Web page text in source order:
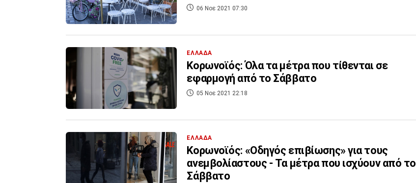
06 Νοε 2021 07:30
ΕΛΛΑΔΑ
Κορωνοϊός: Όλα τα μέτρα που τίθενται σε
εφαρμογή από το Σάββατο
05 Νοε 2021 22:18
ΕΛΛΑΔΑ
Κορωνοϊός: «Οδηγός επιβίωσης» για τους
ανεμβολίαστους - Τα μέτρα που ισχύουν από το
Σάββατο